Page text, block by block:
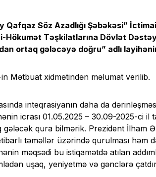
Qafqaz Söz Azadlığı Şəbəkəsi”
Hökumət Təşkilatlarına Dövlət
ortaq gələcəyə doğru” adlı
Mətbuat xidmətindən məlumat verilib.
inteqrasiyanın daha da
icrası 01.05.2025 – 30.09-2025-ci
gələcək qura bilmərik. Prezident İlham
təməllər üzərində qurulması həm
məqsədi bu istiqamətdə atılan
uşaq, yeniyetmə və gənclərə